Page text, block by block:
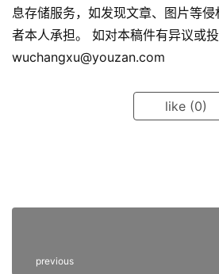
息存储服务，如发现文章、图片等
者本人承担。 如对本稿件有异议或投
wuchangxu@youzan.com
like (0)
previous